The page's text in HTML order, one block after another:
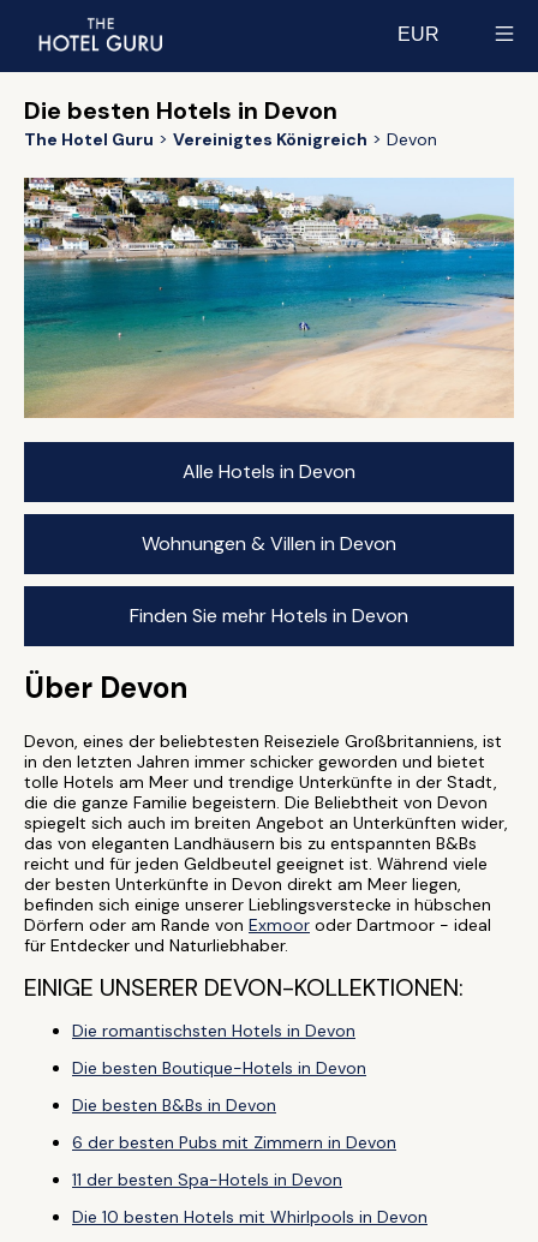
EUR
Die besten Hotels in Devon
The Hotel Guru Vereinigtes Königreich Devon
Alle Hotels in Devon
Wohnungen & Villen in Devon
Finden Sie mehr Hotels in Devon
Über Devon
Devon, eines der beliebtesten Reiseziele Großbritanniens, ist
in den letzten Jahren immer schicker geworden und bietet
tolle Hotels am Meer und trendige Unterkünfte in der Stadt,
die die ganze Familie begeistern. Die Beliebtheit von Devon
spiegelt sich auch im breiten Angebot an Unterkünften wider,
das von eleganten Landhäusern bis zu entspannten B&Bs
reicht und für jeden Geldbeutel geeignet ist. Während viele
der besten Unterkünfte in Devon direkt am Meer liegen,
befinden sich einige unserer Lieblingsverstecke in hübschen
Dörfern oder am Rande von Exmoor oder Dartmoor - ideal
für Entdecker und Naturliebhaber.
EINIGE UNSERER DEVON-KOLLEKTIONEN:
Die romantischsten Hotels in Devon
Die besten Boutique-Hotels in Devon
Die besten B&Bs in Devon
6 der besten Pubs mit Zimmern in Devon
11 der besten Spa-Hotels in Devon
Die 10 besten Hotels mit Whirlpools in Devon